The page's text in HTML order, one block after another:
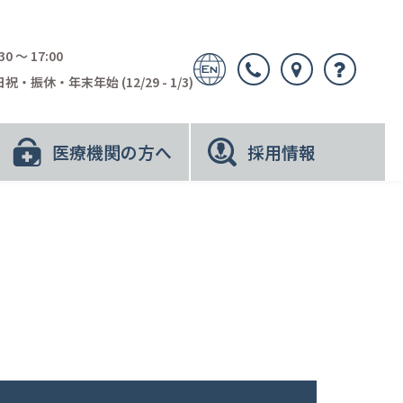
〜 17:00
祝・振休・年末年始 (12/29 - 1/3)
医療機関の方へ 採用情報